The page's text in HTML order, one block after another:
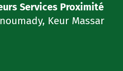
Services Proximité
Keur Massar